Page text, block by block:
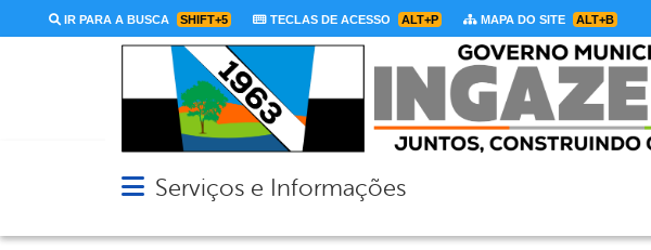
IR PARA A BUSCA SHIFT+5 TECLAS DE ACESSO ALT+P MAPA DO SITE ALT+B
Abrir menu principal de navegação
Serviços e Informações